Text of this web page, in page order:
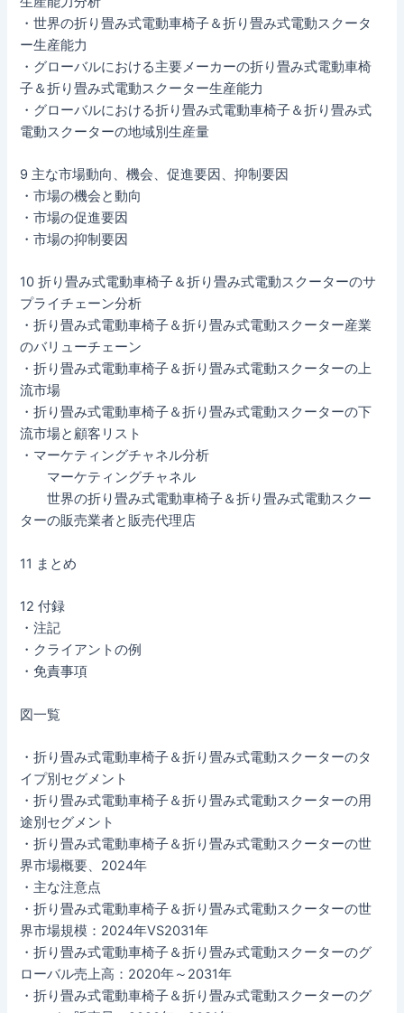
・世界の折り畳み式電動車椅子＆折り畳み式電動スクータ
ー生産能力
・グローバルにおける主要メーカーの折り畳み式電動車椅
子＆折り畳み式電動スクーター生産能力
・グローバルにおける折り畳み式電動車椅子＆折り畳み式
電動スクーターの地域別生産量
9 主な市場動向、機会、促進要因、抑制要因
・市場の機会と動向
・市場の促進要因
・市場の抑制要因
10 折り畳み式電動車椅子＆折り畳み式電動スクーターのサ
プライチェーン分析
・折り畳み式電動車椅子＆折り畳み式電動スクーター産業
のバリューチェーン
・折り畳み式電動車椅子＆折り畳み式電動スクーターの上
流市場
・折り畳み式電動車椅子＆折り畳み式電動スクーターの下
流市場と顧客リスト
・マーケティングチャネル分析
マーケティングチャネル
世界の折り畳み式電動車椅子＆折り畳み式電動スクー
ターの販売業者と販売代理店
11 まとめ
12 付録
・注記
・クライアントの例
・免責事項
図一覧
・折り畳み式電動車椅子＆折り畳み式電動スクーターのタ
イプ別セグメント
・折り畳み式電動車椅子＆折り畳み式電動スクーターの用
途別セグメント
・折り畳み式電動車椅子＆折り畳み式電動スクーターの世
界市場概要、2024年
・主な注意点
・折り畳み式電動車椅子＆折り畳み式電動スクーターの世
界市場規模：2024年VS2031年
・折り畳み式電動車椅子＆折り畳み式電動スクーターのグ
ローバル売上高：2020年～2031年
・折り畳み式電動車椅子＆折り畳み式電動スクーターのグ